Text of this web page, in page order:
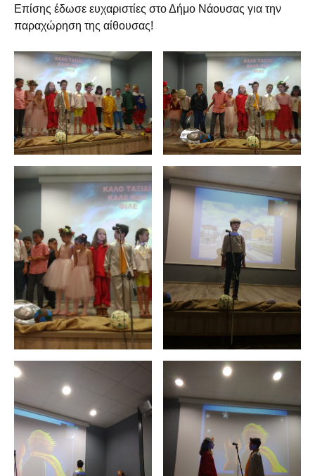
Επίσης έδωσε ευχαριστίες στο Δήμο Νάουσας για την
παραχώρηση της αίθουσας!